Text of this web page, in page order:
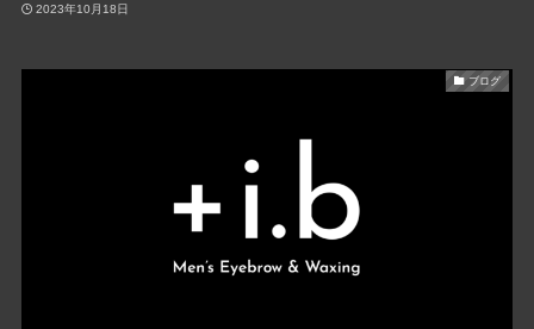
2023年10月18日
ブログ